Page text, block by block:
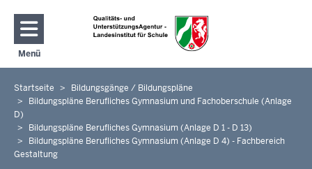
Direkt zum Inhalt
Menü
Navigation aktivieren/deaktivieren: Hauptmenü
Sie
befinden
sich
hier
Startseite
Bildungsgänge / Bildungspläne
Bildungspläne Berufliches Gymnasium und Fachoberschule (Anlage
D)
Bildungspläne Berufliches Gymnasium (Anlage D 1 - D 13)
Bildungspläne Berufliches Gymnasium (Anlage D 4) - Fachbereich
Gestaltung